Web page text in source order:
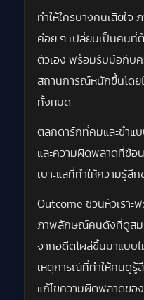
ทำให้ใครบางคนเสียใจ
ค่อย ๆ เปลี่ยนเป็นคนที่
ตัวเอง พร้อมรับมือกับค
สถานการณ์หนักขึ้นโดย
ทั้งหมด
ตลกดาร์กที่คมและขำแ
และความผิดพลาดที่ซ้อ
เบาะแสที่ทำให้ความรู้
Outcome ชวนหัวเราะ
ภาพลักษณ์คนดังที่ดูสม
จากอดีตโผล่ขึ้นมาแบบ
เหตุการณ์ที่ทำให้คนดูรู้
แก้ไขความผิดพลาดของ